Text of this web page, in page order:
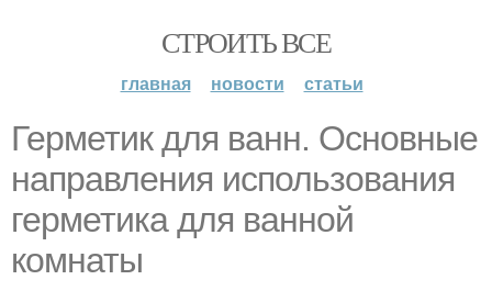
СТРОИТЬ ВСЕ
главная новости статьи
Герметик для ванн. Основные
направления использования
герметика для ванной
комнаты